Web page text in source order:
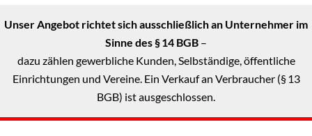
Unser Angebot richtet sich ausschließlich an Unternehmer im
Sinne des § 14 BGB –
dazu zählen gewerbliche Kunden, Selbständige, öffentliche
Einrichtungen und Vereine. Ein Verkauf an Verbraucher (§ 13
BGB) ist ausgeschlossen.